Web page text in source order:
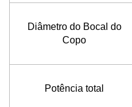
Diâmetro do Bocal do
Copo
Potência total